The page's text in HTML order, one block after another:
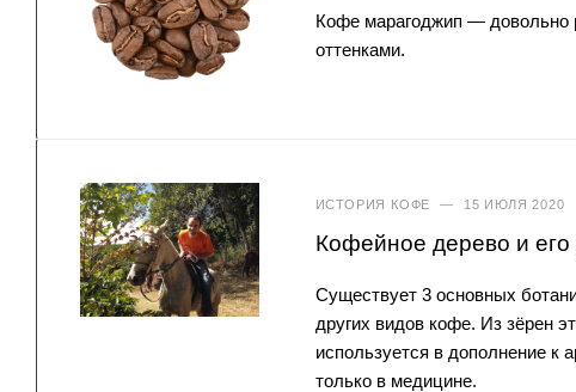
Кофе марагоджип — довольно
оттенками.
ИСТОРИЯ КОФЕ — 15 ИЮЛЯ 2020
Кофейное дерево и его
Существует 3 основных
других видов кофе. Из зёрен
используется в дополнение к
только в медицине.